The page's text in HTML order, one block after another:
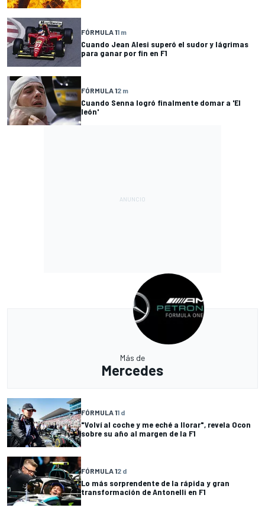
FÓRMULA 11 m
Cuando Jean Alesi superó el sudor y lágrimas
para ganar por fin en F1
FÓRMULA 12 m
Cuando Senna logró finalmente domar a 'El
león'
Más de
Mercedes
FÓRMULA 11 d
"Volví al coche y me eché a llorar", revela Ocon
sobre su año al margen de la F1
FÓRMULA 12 d
Lo más sorprendente de la rápida y gran
transformación de Antonelli en F1